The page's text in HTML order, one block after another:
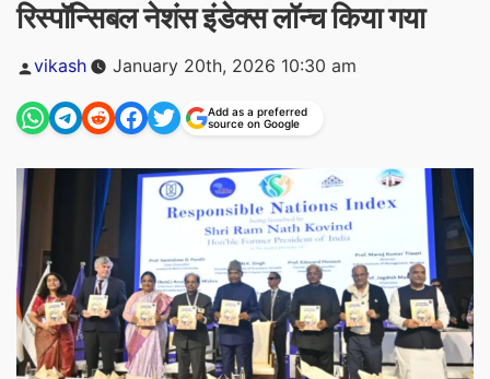
रिस्पॉन्सिबल नेशंस इंडेक्स लॉन्च किया गया
Posted
vikash January 20th, 2026 10:30 am
Add as a preferred
source on Google